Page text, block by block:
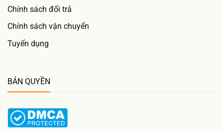
Chính sách đổi trả
Chính sách vận chuyển
Tuyển dụng
BẢN QUYỀN